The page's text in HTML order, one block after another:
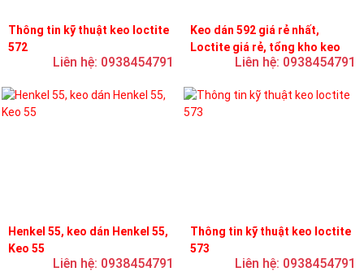
Thông tin kỹ thuật keo loctite
572
Liên hệ: 0938454791
Keo dán 592 giá rẻ nhất,
Loctite giá rẻ, tổng kho keo
Liên hệ: 0938454791
Henkel 55, keo dán Henkel 55,
Keo 55
Liên hệ: 0938454791
Thông tin kỹ thuật keo loctite
573
Liên hệ: 0938454791